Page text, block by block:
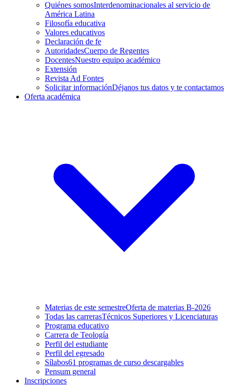
Quiénes somosInterdenominacionales al servicio de
América Latina
Filosofía educativa
Valores educativos
Declaración de fe
AutoridadesCuerpo de Regentes
DocentesNuestro equipo académico
Extensión
Revista Ad Fontes
Solicitar informaciónDéjanos tus datos y te contactamos
Oferta académica
Materias de este semestreOferta de materias B-2026
Todas las carrerasTécnicos Superiores y Licenciaturas
Programa educativo
Carrera de Teología
Perfil del estudiante
Perfil del egresado
Sílabos61 programas de curso descargables
Pensum general
Inscripciones